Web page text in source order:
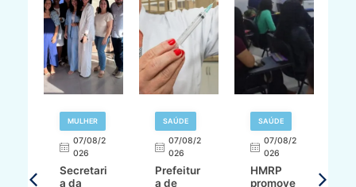
MULHER
07/08/2
026
Secretari
a da
SAÚDE
07/08/2
026
Prefeitur
a de
SAÚDE
07/08/2
026
HMRP
promove